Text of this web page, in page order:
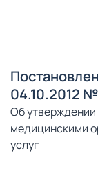
04.10.2012
Об
медицинскими
услуг